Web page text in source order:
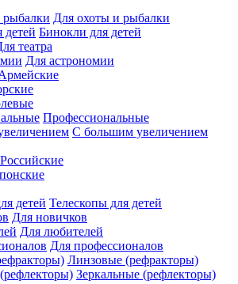
Для охоты и рыбалки
Бинокли для детей
театра
Для астрономии
Профессиональные
С большим увеличением
Российские
Телескопы для детей
Для новичков
Для любителей
Для профессионалов
Линзовые (рефракторы)
Зеркальные (рефлекторы)